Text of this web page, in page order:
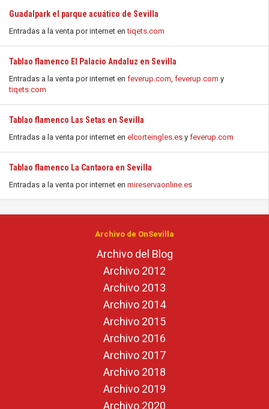
Guadalpark el parque acuático de Sevilla
Entradas a la venta por internet entiqets.com
Tablao flamenco El Palacio Andaluz en Sevilla
Entradas a la venta por internet en feverup.com, feverup.com y
tiqets.com
Tablao flamenco Las Setas en Sevilla
Entradas a la venta por internet en elcorteingles.es y feverup.com
Tablao flamenco La Cantaora en Sevilla
Entradas a la venta por internet en mireservaonline.es
Archivo de OnSevilla
Archivo del Blog
Archivo 2012
Archivo 2013
Archivo 2014
Archivo 2015
Archivo 2016
Archivo 2017
Archivo 2018
Archivo 2019
Archivo 2020